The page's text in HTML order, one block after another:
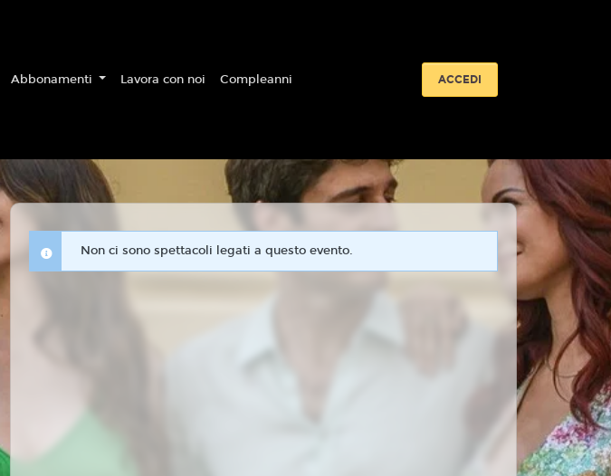
Abbonamenti Lavora con noi Compleanni ACCEDI
Non ci sono spettacoli legati a questo evento.